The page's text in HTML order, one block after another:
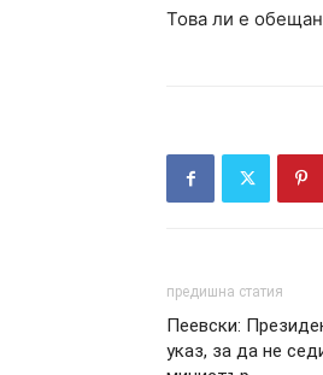
Това ли е
предишна статия
Пеевски:
указ, за да не